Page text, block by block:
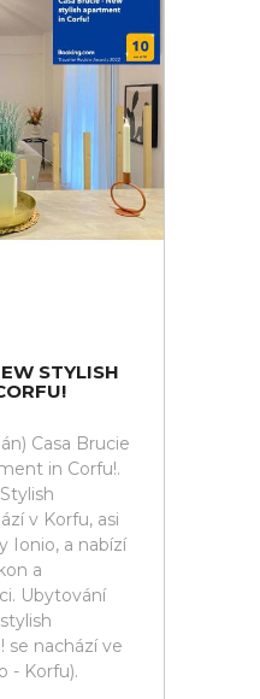
STYLISH
Casa Brucie
in Corfu!.
v Korfu, asi
Ionio, a nabízí
a
Ubytování
se nachází ve
- Korfu).